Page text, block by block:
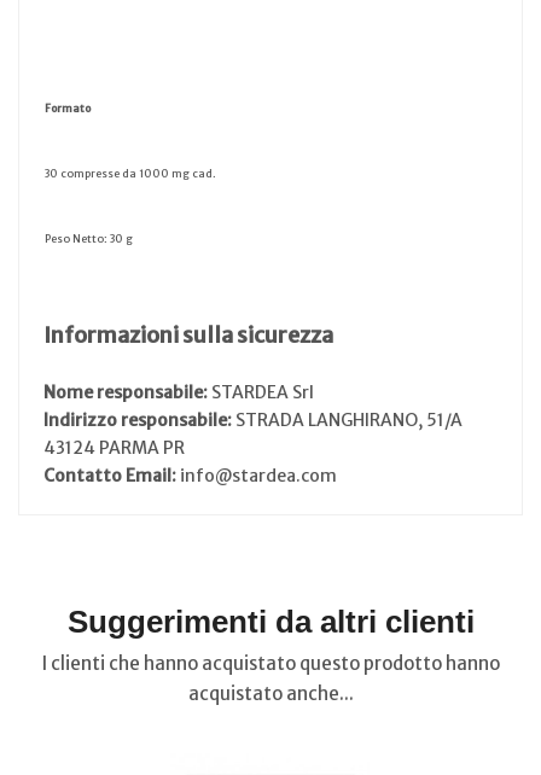
Formato
30 compresse da 1000 mg cad.
Peso Netto: 30 g
Informazioni sulla sicurezza
Nome responsabile: STARDEA Srl
Indirizzo responsabile: STRADA LANGHIRANO, 51/A
43124 PARMA PR
Contatto Email: info@stardea.com
Suggerimenti da altri clienti
I clienti che hanno acquistato questo prodotto hanno
acquistato anche...